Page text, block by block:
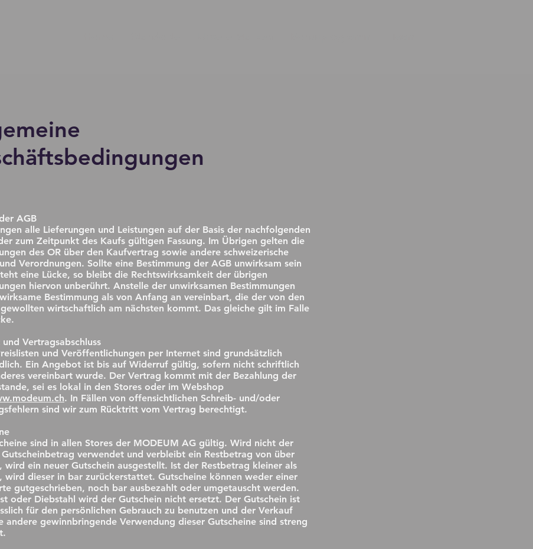
AGB
alle Lieferungen und Leistungen auf der Basis der nachfolgenden
zum Zeitpunkt des Kaufs gültigen Fassung. Im Übrigen gelten die
des OR über den Kaufvertrag sowie andere schweizerische
Verordnungen. Sollte eine Bestimmung der AGB unwirksam sein
eine Lücke, so bleibt die Rechtswirksamkeit der übrigen
hiervon unberührt. Anstelle der unwirksamen Bestimmungen
Bestimmung als von Anfang an vereinbart, die der von den
wirtschaftlich am nächsten kommt. Das gleiche gilt im Falle
Vertragsabschluss
und Veröffentlichungen per Internet sind grundsätzlich
Ein Angebot ist bis auf Widerruf gültig, sofern nicht schriftlich
vereinbart wurde. Der Vertrag kommt mit der Bezahlung der
sei es lokal in den Stores oder im Webshop
. In Fällen von offensichtlichen Schreib- und/oder
sind wir zum Rücktritt vom Vertrag berechtigt.
sind in allen Stores der MODEUM AG gültig. Wird nicht der
verwendet und verbleibt ein Restbetrag von über
wird ein neuer Gutschein ausgestellt. Ist der Restbetrag kleiner als
wird dieser in bar zurückerstattet. Gutscheine können weder einer
gutgeschrieben, noch bar ausbezahlt oder umgetauscht werden.
oder Diebstahl wird der Gutschein nicht ersetzt. Der Gutschein ist
für den persönlichen Gebrauch zu benutzen und der Verkauf
andere gewinnbringende Verwendung dieser Gutscheine sind streng